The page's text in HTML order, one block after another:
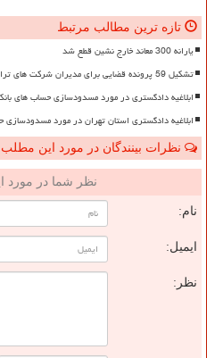
تازه ترین مطالب مرتبط
یارانه 300 معاند خارج نشین قطع شد
تشکیل 59 پرونده قضایی برای مدیران شرکت های تراستی
ابلاغیه دادگستری در مورد مسدودسازی حساب های
ابلاغیه دادگستری استان تهران در مورد مسدودسازی
نظرات بینندگان در مورد این مطلب
نظر شما در مورد
نام:
ایمیل:
نظر: